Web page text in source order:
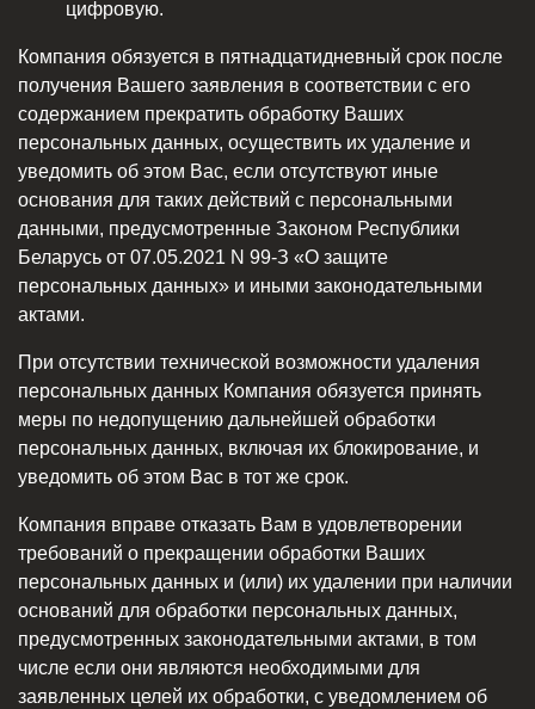
цифровую.
Компания обязуется в пятнадцатидневный срок после
получения Вашего заявления в соответствии с его
содержанием прекратить обработку Ваших
персональных данных, осуществить их удаление и
уведомить об этом Вас, если отсутствуют иные
основания для таких действий с персональными
данными, предусмотренные Законом Республики
Беларусь от 07.05.2021 N 99-З «О защите
персональных данных» и иными законодательными
актами.
При отсутствии технической возможности удаления
персональных данных Компания обязуется принять
меры по недопущению дальнейшей обработки
персональных данных, включая их блокирование, и
уведомить об этом Вас в тот же срок.
Компания вправе отказать Вам в удовлетворении
требований о прекращении обработки Ваших
персональных данных и (или) их удалении при наличии
оснований для обработки персональных данных,
предусмотренных законодательными актами, в том
числе если они являются необходимыми для
заявленных целей их обработки, с уведомлением об